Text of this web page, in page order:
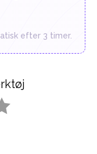
efter 3 timer.